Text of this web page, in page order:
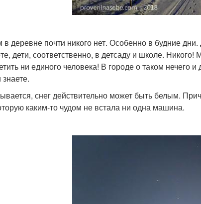
в деревне почти никого нет. Особенно в будние
дети, соответственно, в детсаду и школе.
ни единого человека! В городе о таком
снег действительно может быть белым.
каким-то чудом не встала ни одна машина.